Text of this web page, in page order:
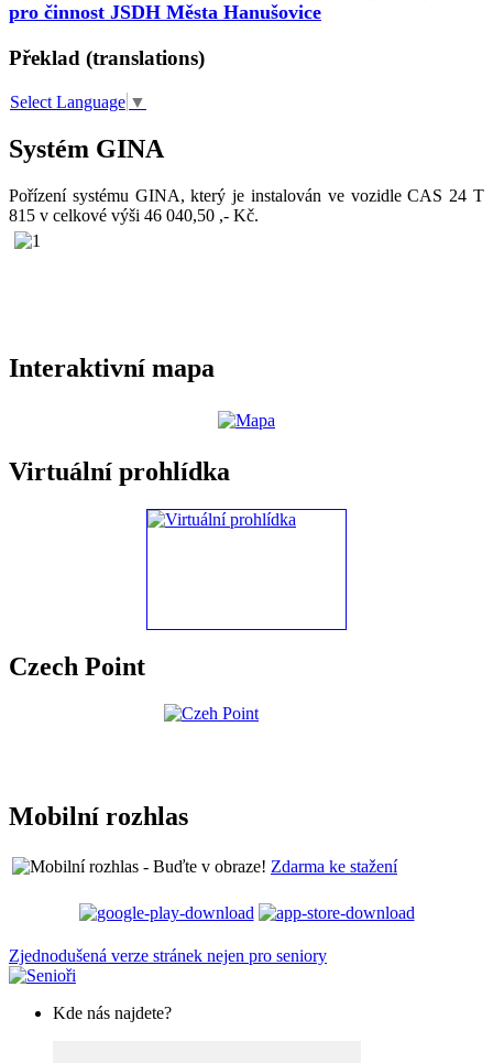
pro činnost JSDH Města Hanušovice
Překlad (translations)
Select Language ▼
Systém GINA
Pořízení systému GINA, který je instalován ve vozidle CAS 24 T
815 v celkové výši 46 040,50 ,- Kč.
Interaktivní mapa
Virtuální prohlídka
Czech Point
Mobilní rozhlas
Zdarma ke stažení
Zjednodušená verze stránek nejen pro seniory
Kde nás najdete?